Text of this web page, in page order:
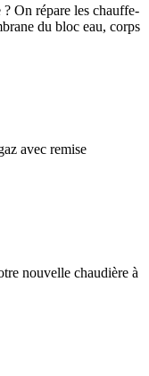
? On répare les chauffe-
du bloc eau, corps
avec remise
nouvelle chaudière à